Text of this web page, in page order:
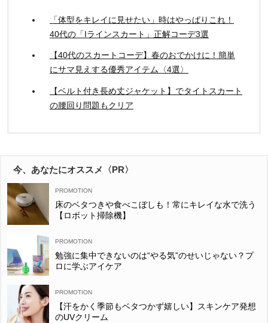
「体型をキレイに見せたい」時はやっぱりこれ！
40代の「Iラインスカート」正解コーデ3選
【40代のスカートコーデ】春のおでかけに！簡単
にサマ見えする優秀アイテム〈4選〉
【ベルト付き長め丈ジャケット】でタイトスカート
の腰回り問題もクリア
今、あなたにオススメ〈PR〉
床のベタつきや食べこぼしも！常にキレイな水で洗う
【ロボット掃除機】
勉強に集中できないのは“やる気”のせいじゃない？プ
ロに学ぶアイケア
【汗をかく季節もベタつかず嬉しい】スキンケア発想
のUVクリーム